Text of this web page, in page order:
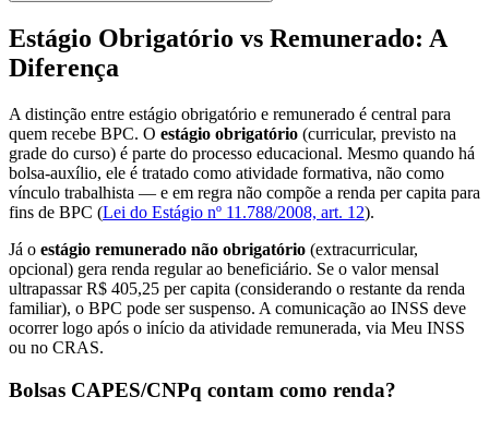
Estágio Obrigatório vs Remunerado: A
Diferença
A distinção entre estágio obrigatório e remunerado é central para
quem recebe BPC. O estágio obrigatório (curricular, previsto na
grade do curso) é parte do processo educacional. Mesmo quando há
bolsa-auxílio, ele é tratado como atividade formativa, não como
vínculo trabalhista — e em regra não compõe a renda per capita para
fins de BPC (Lei do Estágio nº 11.788/2008, art. 12).
Já o estágio remunerado não obrigatório (extracurricular,
opcional) gera renda regular ao beneficiário. Se o valor mensal
ultrapassar R$ 405,25 per capita (considerando o restante da renda
familiar), o BPC pode ser suspenso. A comunicação ao INSS deve
ocorrer logo após o início da atividade remunerada, via Meu INSS
ou no CRAS.
Bolsas CAPES/CNPq contam como renda?